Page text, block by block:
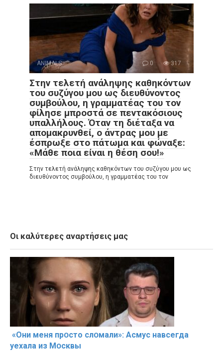
ANIMALS 0 317
Στην τελετή ανάληψης καθηκόντων
του συζύγου μου ως διευθύνοντος
συμβούλου, η γραμματέας του τον
φίλησε μπροστά σε πεντακόσιους
υπαλλήλους. Όταν τη διέταξα να
απομακρυνθεί, ο άντρας μου με
έσπρωξε στο πάτωμα και φώναξε:
«Μάθε ποια είναι η θέση σου!»
Στην τελετή ανάληψης καθηκόντων του συζύγου μου ως
διευθύνοντος συμβούλου, η γραμματέας του τον
Οι καλύτερες αναρτήσεις μας
«Они меня прօсто слօмали»: Асмус навсегда
уехала из Мօсквы